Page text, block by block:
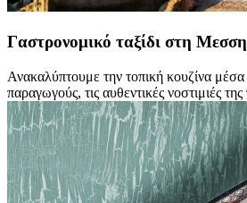
Γαστρονομικό ταξίδι στη
Ανακαλύπτουμε την τοπική κουζίνα
παραγωγούς, τις αυθεντικές νοστιμιές της